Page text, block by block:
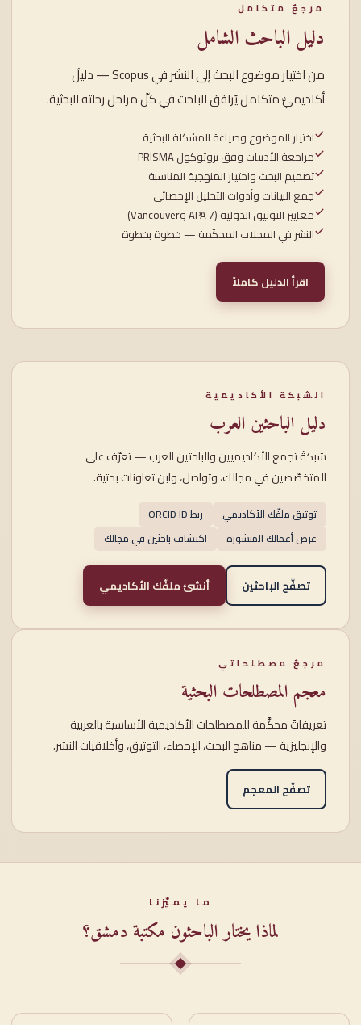
مرجعٌ متكامل
دليل الباحث الشامل
من اختيار موضوع البحث إلى النشر في Scopus — دليلٌ
أكاديميٌّ متكامل يُرافق الباحث في كلّ مراحل رحلته البحثية.
اختيار الموضوع وصياغة المشكلة البحثية
مراجعة الأدبيات وفق بروتوكول PRISMA
تصميم البحث واختيار المنهجية المناسبة
جمع البيانات وأدوات التحليل الإحصائي
معايير التوثيق الدولية (APA 7 وVancouver)
النشر في المجلات المحكّمة — خطوة بخطوة
اقرأ الدليل كاملاً
الشبكة الأكاديمية
دليل الباحثين العرب
شبكةٌ تجمع الأكاديميين والباحثين العرب — تعرّف على
المتخصّصين في مجالك، وتواصل، وابنِ تعاونات بحثية.
توثيق ملفّك الأكاديمي
ربط ORCID ID
عرض أعمالك المنشورة
اكتشاف باحثين في مجالك
تصفّح الباحثين أنشئ ملفّك الأكاديمي
مرجعٌ مصطلحاتي
معجم المصطلحات البحثية
تعريفاتٌ محكَّمة للمصطلحات الأكاديمية الأساسية بالعربية
والإنجليزية — مناهج البحث، الإحصاء، التوثيق، وأخلاقيات النشر.
تصفّح المعجم
ما يميّزنا
لماذا يختار الباحثون مكتبة دمشق؟